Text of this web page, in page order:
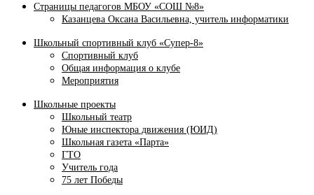
Страницы педагогов МБОУ «СОШ №8»
Казанцева Оксана Васильевна, учитель информатики
Школьный спортивный клуб «Супер-8»
Спортивный клуб
Общая информация о клубе
Мероприятия
Школьные проекты
Школьный театр
Юные инспектора движения (ЮИД)
Школьная газета «Парта»
ГТО
Учитель года
75 лет Победы